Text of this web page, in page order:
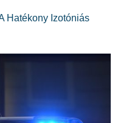
Hatékony Izotóniás